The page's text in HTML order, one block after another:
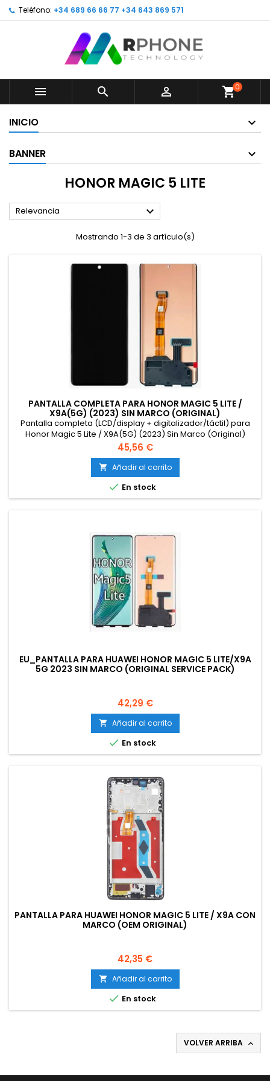
Teléfono: +34 689 66 66 77 +34 643 869 571
   shopping_cart0
INICIO
BANNER
HONOR MAGIC 5 LITE
Relevancia 
Mostrando 1-3 de 3 artículo(s)
PANTALLA COMPLETA PARA HONOR MAGIC 5 LITE /
X9A(5G) (2023) SIN MARCO (ORIGINAL)
Pantalla completa (LCD/display + digitalizador/táctil) para
Honor Magic 5 Lite / X9A(5G) (2023) Sin Marco (Original)
Precio
45,56 €
 Añadir al carrito
 En stock
EU_PANTALLA PARA HUAWEI HONOR MAGIC 5 LITE/X9A
5G 2023 SIN MARCO (ORIGINAL SERVICE PACK)
Precio
42,29 €
 Añadir al carrito
 En stock
PANTALLA PARA HUAWEI HONOR MAGIC 5 LITE / X9A CON
MARCO (OEM ORIGINAL)
Precio
42,35 €
 Añadir al carrito
 En stock
VOLVER ARRIBA 